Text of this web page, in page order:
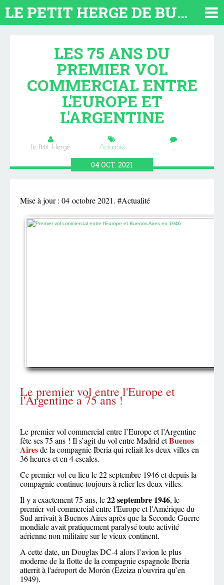
LE PETIT HERGE DE BUENOS AIRES 2026. TOUT SUR L'ARGENTINE
LES 75 ANS DU
PREMIER VOL
COMMERCIAL ENTRE
L'EUROPE ET
L'ARGENTINE
Le Petit Hergé Actualité …
04 OCT. 2021
Mise à jour : 04 octobre 2021. #Actualité
Le premier vol entre l'Europe et
l'Argentine a 75 ans !
Le premier vol commercial entre l’Europe et l’Argentine
fête ses 75 ans ! Il s’agit du vol entre Madrid etBuenos
Airesde la compagnie Iberia qui reliait les deux villes en
36 heures et en 4 escales.
Ce premier vol eu lieu le 22 septembre 1946 et depuis la
compagnie continue toujours à relier les deux villes.
Il y a exactement 75 ans, le22 septembre 1946, le
premier vol commercial entre l'Europe et l'Amérique du
Sud arrivait à Buenos Aires après que la Seconde Guerre
mondiale avait pratiquement paralysé toute activité
aérienne non militaire sur le vieux continent.
A cette date, un Douglas DC-4 alors l’avion le plus
moderne de la flotte de la compagnie espagnole Iberia
atterrit à l'aéroport de Morón (Ezeiza n’ouvrira qu’en
1949).